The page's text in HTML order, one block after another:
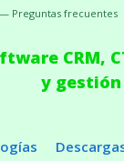
CRM,
y
Preguntas frecuentes